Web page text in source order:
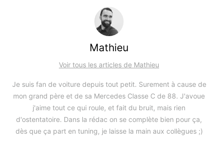
Mathieu
Voir tous les articles de Mathieu
Je suis fan de voiture depuis tout petit. Surement à cause de
mon grand père et de sa Mercedes Classe C de 88. J'avoue
j'aime tout ce qui roule, et fait du bruit, mais rien
d'ostentatoire. Dans la rédac on se complète bien pour ça,
dès que ça part en tuning, je laisse la main aux collègues ;)